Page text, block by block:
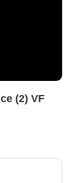
(2) VF